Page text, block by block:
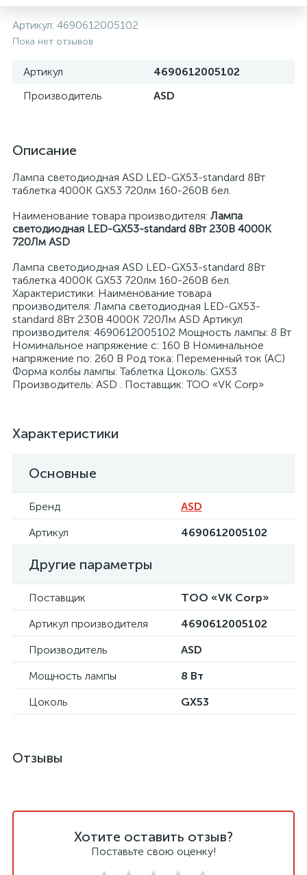
Артикул: 4690612005102
Пока нет отзывов
Артикул
4690612005102
Производитель
ASD
Описание
Лампа светодиодная ASD LED-GX53-standard 8Вт
таблетка 4000К GX53 720лм 160-260В бел.
Наименование товара производителя: Лампа
светодиодная LED-GX53-standard 8Вт 230В 4000К
720Лм ASD
Лампа светодиодная ASD LED-GX53-standard 8Вт
таблетка 4000К GX53 720лм 160-260В бел.
Характеристики: Наименование товара
производителя: Лампа светодиодная LED-GX53-
standard 8Вт 230В 4000К 720Лм ASD Артикул
производителя: 4690612005102 Мощность лампы: 8 Вт
Номинальное напряжение с: 160 В Номинальное
напряжение по: 260 В Род тока: Переменный ток (AC)
Форма колбы лампы: Таблетка Цоколь: GX53
Производитель: ASD . Поставщик: ТОО «VK Corp»
Характеристики
Основные
Бренд
ASD
Артикул
4690612005102
Другие параметры
Поставщик
ТОО «VK Corp»
Артикул производителя
4690612005102
Производитель
ASD
Мощность лампы
8 Вт
Цоколь
GX53
Отзывы
Хотите оставить отзыв?
Поставьте свою оценку!